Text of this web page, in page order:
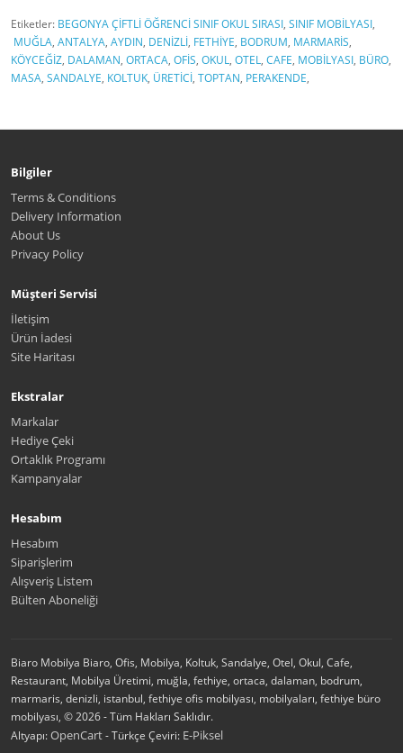
Etiketler: BEGONYA ÇİFTLİ ÖĞRENCİ SINIF OKUL SIRASI, SINIF MOBİLYASI,
MUĞLA, ANTALYA, AYDIN, DENİZLİ, FETHİYE, BODRUM, MARMARİS,
KÖYCEĞİZ, DALAMAN, ORTACA, OFİS, OKUL, OTEL, CAFE, MOBİLYASI, BÜRO,
MASA, SANDALYE, KOLTUK, ÜRETİCİ, TOPTAN, PERAKENDE,
Bilgiler
Terms & Conditions
Delivery Information
About Us
Privacy Policy
Müşteri Servisi
İletişim
Ürün İadesi
Site Haritası
Ekstralar
Markalar
Hediye Çeki
Ortaklık Programı
Kampanyalar
Hesabım
Hesabım
Siparişlerim
Alışveriş Listem
Bülten Aboneliği
Biaro Mobilya Biaro, Ofis, Mobilya, Koltuk, Sandalye, Otel, Okul, Cafe,
Restaurant, Mobilya Üretimi, muğla, fethiye, ortaca, dalaman, bodrum,
marmaris, denizli, istanbul, fethiye ofis mobilyası, mobilyaları, fethiye büro
mobilyası, © 2026 - Tüm Hakları Saklıdır.
Altyapı:OpenCart- Türkçe Çeviri: E-Piksel